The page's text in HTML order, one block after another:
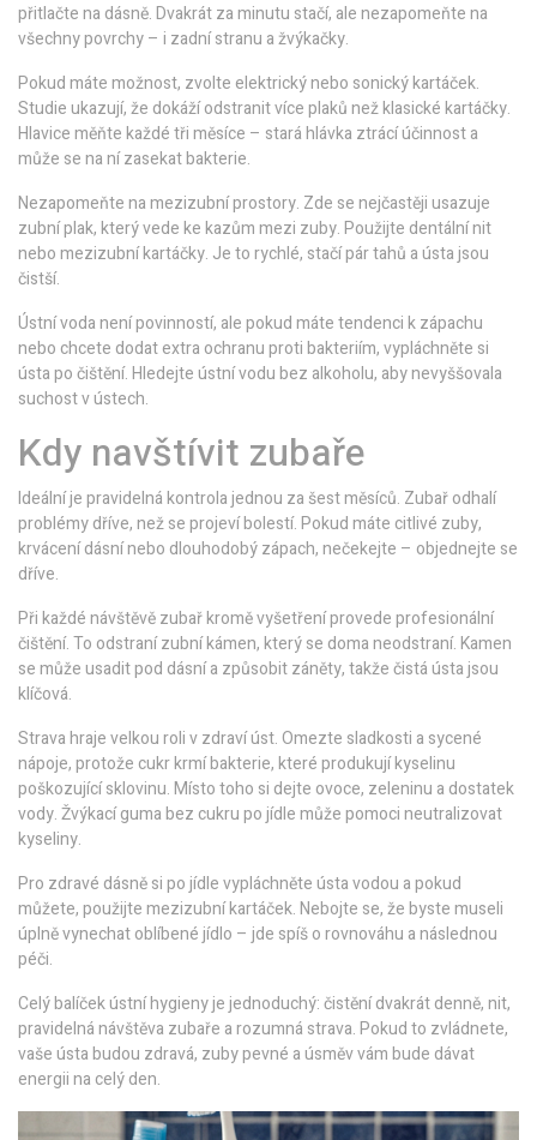
přitlačte na dásně. Dvakrát za minutu stačí, ale nezapomeňte na
všechny povrchy – i zadní stranu a žvýkačky.
Pokud máte možnost, zvolte elektrický nebo sonický kartáček.
Studie ukazují, že dokáží odstranit více plaků než klasické kartáčky.
Hlavice měňte každé tři měsíce – stará hlávka ztrácí účinnost a
může se na ní zasekat bakterie.
Nezapomeňte na mezizubní prostory. Zde se nejčastěji usazuje
zubní plak, který vede ke kazům mezi zuby. Použijte dentální nit
nebo mezizubní kartáčky. Je to rychlé, stačí pár tahů a ústa jsou
čistší.
Ústní voda není povinností, ale pokud máte tendenci k zápachu
nebo chcete dodat extra ochranu proti bakteriím, vypláchněte si
ústa po čištění. Hledejte ústní vodu bez alkoholu, aby nevyššovala
suchost v ústech.
Kdy navštívit zubaře
Ideální je pravidelná kontrola jednou za šest měsíců. Zubař odhalí
problémy dříve, než se projeví bolestí. Pokud máte citlivé zuby,
krvácení dásní nebo dlouhodobý zápach, nečekejte – objednejte se
dříve.
Při každé návštěvě zubař kromě vyšetření provede profesionální
čištění. To odstraní zubní kámen, který se doma neodstraní. Kamen
se může usadit pod dásní a způsobit záněty, takže čistá ústa jsou
klíčová.
Strava hraje velkou roli v zdraví úst. Omezte sladkosti a sycené
nápoje, protože cukr krmí bakterie, které produkují kyselinu
poškozující sklovinu. Místo toho si dejte ovoce, zeleninu a dostatek
vody. Žvýkací guma bez cukru po jídle může pomoci neutralizovat
kyseliny.
Pro zdravé dásně si po jídle vypláchněte ústa vodou a pokud
můžete, použijte mezizubní kartáček. Nebojte se, že byste museli
úplně vynechat oblíbené jídlo – jde spíš o rovnováhu a následnou
péči.
Celý balíček ústní hygieny je jednoduchý: čistění dvakrát denně, nit,
pravidelná návštěva zubaře a rozumná strava. Pokud to zvládnete,
vaše ústa budou zdravá, zuby pevné a úsměv vám bude dávat
energii na celý den.